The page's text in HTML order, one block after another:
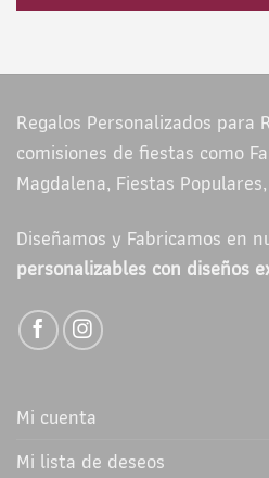
Regalos Personalizados para
comisiones de fiestas como
Magdalena, Fiestas
Diseñamos y Fabricamos en
personalizables con diseños
Mi cuenta
Mi lista de deseos